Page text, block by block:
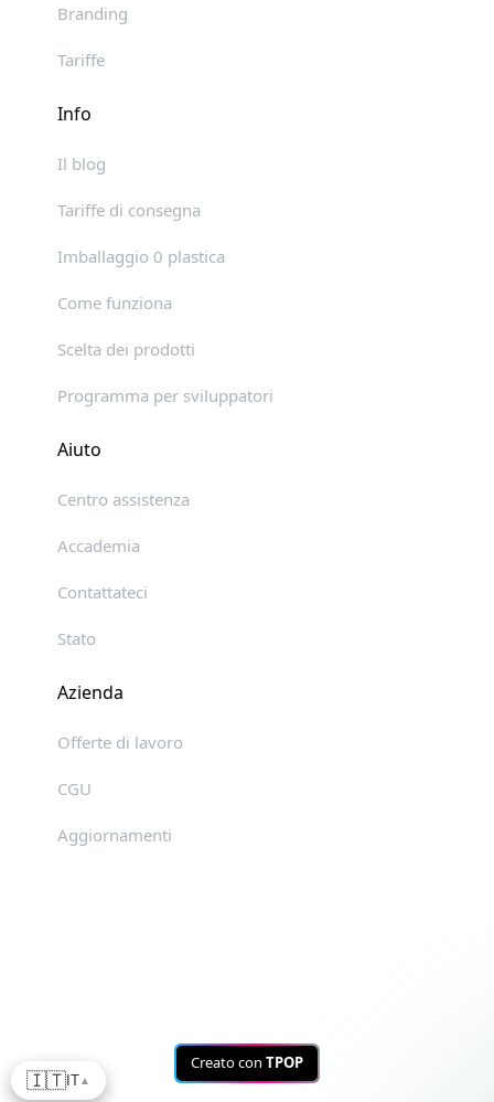
Branding
Tariffe
Info
Il blog
Tariffe di consegna
Imballaggio 0 plastica
Come funziona
Scelta dei prodotti
Programma per sviluppatori
Aiuto
Centro assistenza
Accademia
Contattateci
Stato
Azienda
Offerte di lavoro
CGU
Aggiornamenti
Creato con TPOP
🇮🇹 IT▲